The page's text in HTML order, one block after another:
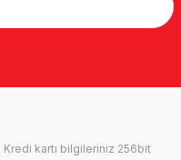
Kredi kartı bilgileriniz 256bit